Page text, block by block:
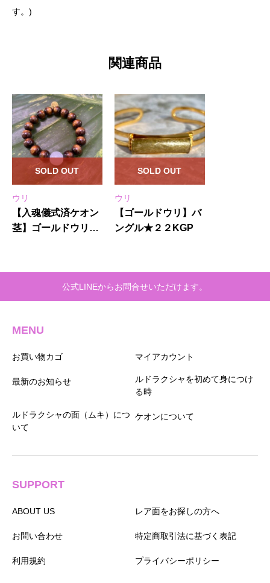
す。)
関連商品
ウリ
【入魂儀式済ケオン
茎】ゴールドウリ
SOLD OUT
ウリ
【ゴールドウリ】バ
ングル★２２KGP
SOLD OUT
公式LINEからお問合せいただけます。
MENU
お買い物カゴ マイアカウント
最新のお知らせ
ルドラクシャを初めて身につけ
る時
ルドラクシャの面（ムキ）につ
いて
ケオンについて
SUPPORT
ABOUT US レア面をお探しの方へ
お問い合わせ 特定商取引法に基づく表記
利用規約 プライバシーポリシー